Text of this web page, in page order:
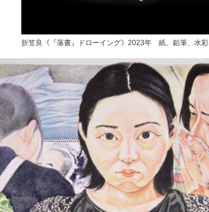
折笠良《『落書』ドローイング》2023年 紙、鉛筆、水彩